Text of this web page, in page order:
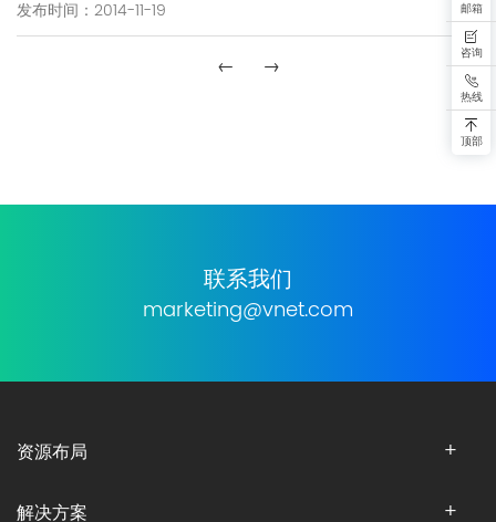
发布时间：2014-11-19
← →
联系我们
marketing@vnet.com
邮箱
咨询
热线
顶部
资源布局
解决方案